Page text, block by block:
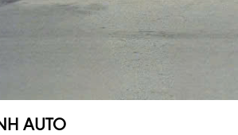
AUTO